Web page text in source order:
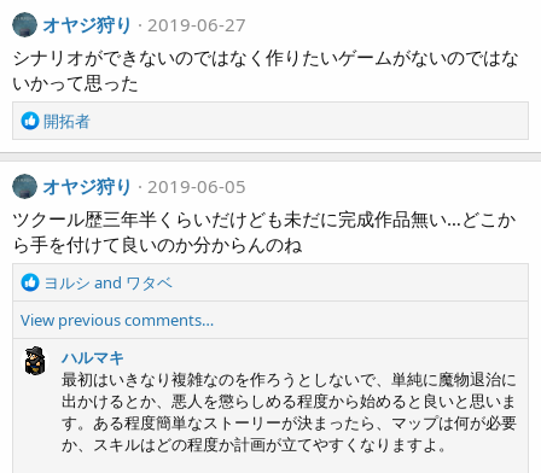
オヤジ狩り
2019-06-27
シナリオができないのではなく作りたいゲームがないのではな
いかって思った
R
e
a
c
i
o
s
:
開拓者
オヤジ狩り
2019-06-05
ツクール歴三年半くらいだけども未だに完成作品無い…どこか
ら手を付けて良いのか分からんのね
R
a
c
t
ヨルシ and ワタベ
View previous comments…
ハルマキ
最初はいきなり複雑なのを作ろうとしないで、単純に魔物退治に
出かけるとか、悪人を懲らしめる程度から始めると良いと思いま
す。ある程度簡単なストーリーが決まったら、マップは何が必要
か、スキルはどの程度か計画が立てやすくなりますよ。